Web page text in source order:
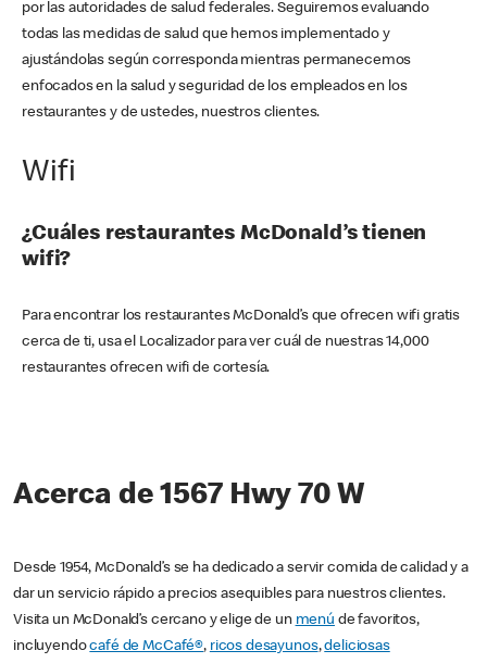
por las autoridades de salud federales. Seguiremos evaluando
todas las medidas de salud que hemos implementado y
ajustándolas según corresponda mientras permanecemos
enfocados en la salud y seguridad de los empleados en los
restaurantes y de ustedes, nuestros clientes.
Wifi
¿Cuáles restaurantes McDonald’s tienen
wifi?
Para encontrar los restaurantes McDonald’s que ofrecen wifi gratis
cerca de ti, usa el Localizador para ver cuál de nuestras 14,000
restaurantes ofrecen wifi de cortesía.
Acerca de 1567 Hwy 70 W
Desde 1954, McDonald’s se ha dedicado a servir comida de calidad y a
dar un servicio rápido a precios asequibles para nuestros clientes.
Visita un McDonald’s cercano y elige de un menú de favoritos,
incluyendocafé de McCafé®, ricos desayunos,deliciosas